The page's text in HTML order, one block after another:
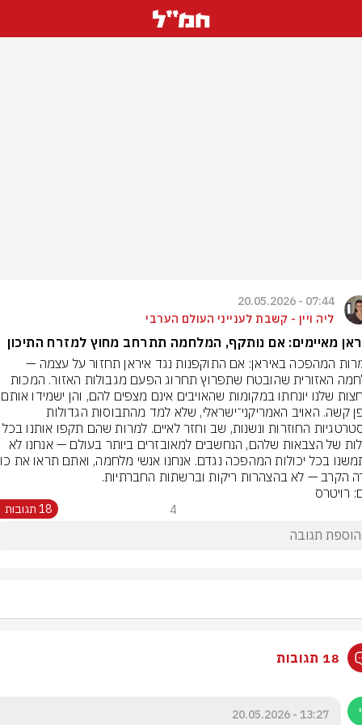
07:44 - 20.05.2026
ליה ויין - קשבת לענייני העולם הערבי
מאיימים: אם נותקף, המלחמה תתרחב מחוץ למזרח התיכון
משמרות המהפכה באיראן: אם התוקפנות נגד איראן תחזור על עצמה —
באופן קשה. האויב האמריקני־ישראלי, שלא למד מהתבוסות הגדולות
הקרב — לא בהצהרות ריקות וברשתות החברתיות.
רויטרס
4 18 תגובות
18 תגובות
13:27 - 20.05.2026